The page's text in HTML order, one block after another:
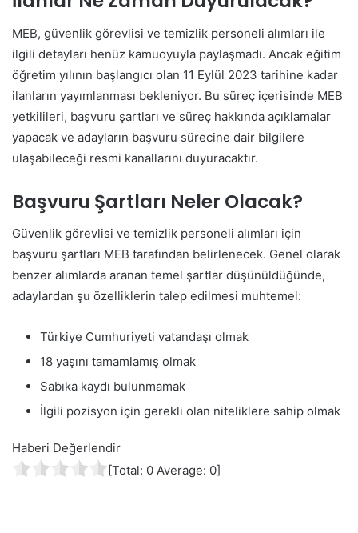
MEB, güvenlik görevlisi ve temizlik personeli alımları ile
ilgili detayları henüz kamuoyuyla paylaşmadı. Ancak eğitim
öğretim yılının başlangıcı olan 11 Eylül 2023 tarihine kadar
ilanların yayımlanması bekleniyor. Bu süreç içerisinde MEB
yetkilileri, başvuru şartları ve süreç hakkında açıklamalar
yapacak ve adayların başvuru sürecine dair bilgilere
ulaşabileceği resmi kanallarını duyuracaktır.
Başvuru Şartları Neler Olacak?
Güvenlik görevlisi ve temizlik personeli alımları için
başvuru şartları MEB tarafından belirlenecek. Genel olarak
benzer alımlarda aranan temel şartlar düşünüldüğünde,
adaylardan şu özelliklerin talep edilmesi muhtemel:
Türkiye Cumhuriyeti vatandaşı olmak
18 yaşını tamamlamış olmak
Sabıka kaydı bulunmamak
İlgili pozisyon için gerekli olan niteliklere sahip olmak
Haberi Değerlendir
[Total: 0 Average: 0]